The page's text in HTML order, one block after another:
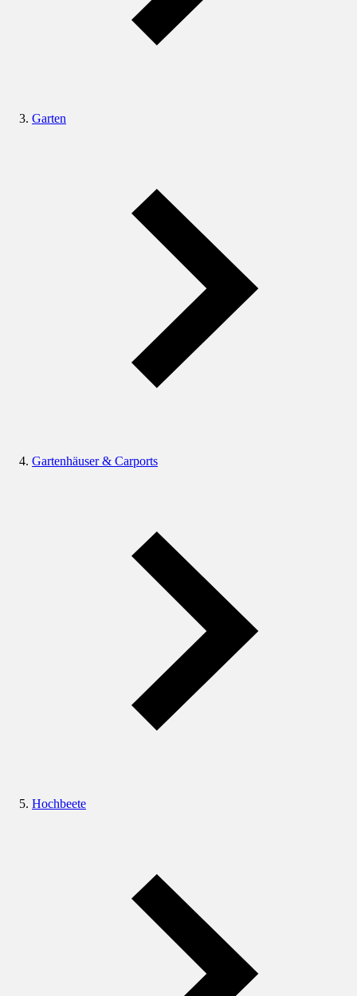
Garten
Gartenhäuser & Carports
Hochbeete